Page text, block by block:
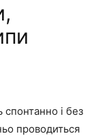
і без
проводиться